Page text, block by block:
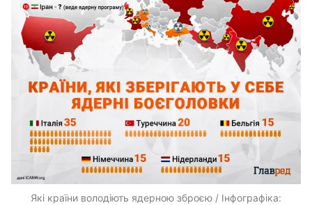
Які країни володіють ядерною зброєю / Інфографіка: